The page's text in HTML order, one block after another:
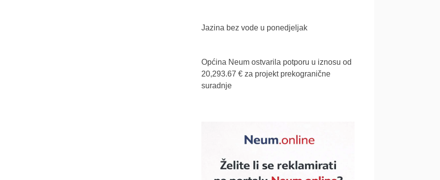
Jazina bez vode u ponedjeljak
Općina Neum ostvarila potporu u iznosu od
20,293.67 € za projekt prekogranične
suradnje